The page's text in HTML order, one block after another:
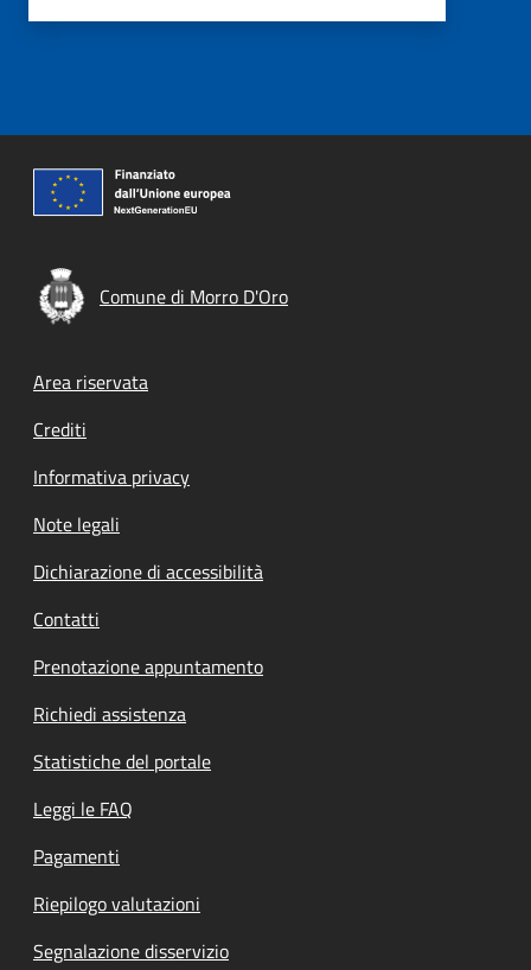
Comune di Morro D'Oro
Footer menu
Area riservata
Crediti
Informativa privacy
Note legali
Dichiarazione di accessibilità
Contatti
Prenotazione appuntamento
Richiedi assistenza
Statistiche del portale
Leggi le FAQ
Pagamenti
Riepilogo valutazioni
Segnalazione disservizio